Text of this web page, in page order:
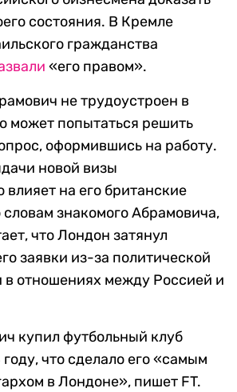
состояния. В Кремле
гражданства
«его правом».
не трудоустроен в
может попытаться решить
оформившись на работу.
новой визы
влияет на его британские
знакомого Абрамовича,
что Лондон затянул
заявки из-за политической
отношениях между Россией и
купил футбольный клуб
что сделало его «самым
в Лондоне», пишет FT.